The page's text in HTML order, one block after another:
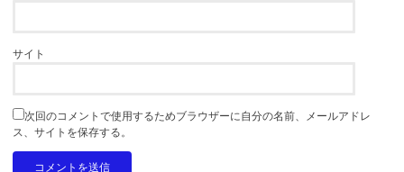
サイト
次回のコメントで使用するためブラウザーに自分の名前、メールアドレ
ス、サイトを保存する。